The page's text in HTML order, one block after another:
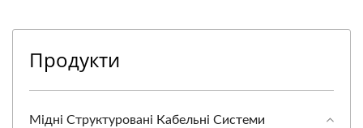
Продукти
Мідні Структуровані Кабельні Системи